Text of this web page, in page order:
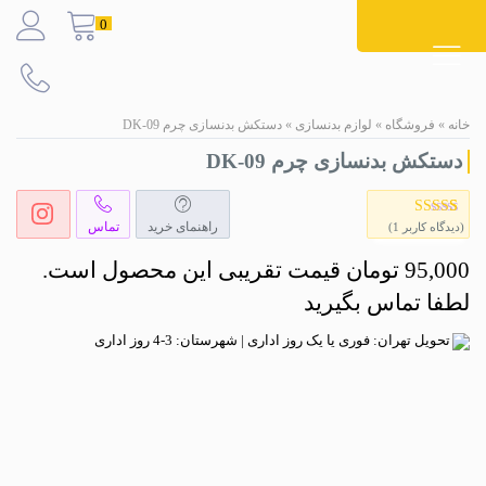
content
0
خانه » فروشگاه » لوازم بدنسازی » دستکش بدنسازی چرم DK-09
دستکش بدنسازی چرم DK-09
راهنمای خرید تماس امتیاز5.00
از 5 امتیاز
1
(دیدگاه کاربر 1
)
95,000 تومان قیمت تقریبی این محصول است.
لطفا تماس بگیرید
تحویل تهران: فوری یا یک روز اداری | شهرستان: 3-4 روز اداری